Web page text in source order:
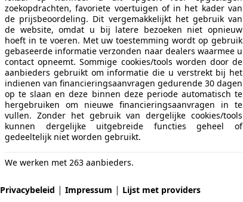
zoekopdrachten, favoriete voertuigen of in het kader van
de prijsbeoordeling. Dit vergemakkelijkt het gebruik van
de website, omdat u bij latere bezoeken niet opnieuw
hoeft in te voeren. Met uw toestemming wordt op gebruik
gebaseerde informatie verzonden naar dealers waarmee u
contact opneemt. Sommige cookies/tools worden door de
aanbieders gebruikt om informatie die u verstrekt bij het
indienen van financieringsaanvragen gedurende 30 dagen
op te slaan en deze binnen deze periode automatisch te
hergebruiken om nieuwe financieringsaanvragen in te
vullen. Zonder het gebruik van dergelijke cookies/tools
kunnen dergelijke uitgebreide functies geheel of
gedeeltelijk niet worden gebruikt.
We werken met 263 aanbieders.
Privacybeleid | Impressum | Lijst met providers